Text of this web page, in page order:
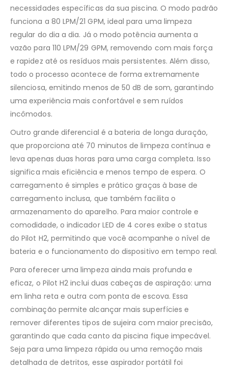
necessidades específicas da sua piscina. O modo padrão
funciona a 80 LPM/21 GPM, ideal para uma limpeza
regular do dia a dia. Já o modo potência aumenta a
vazão para 110 LPM/29 GPM, removendo com mais força
e rapidez até os resíduos mais persistentes. Além disso,
todo o processo acontece de forma extremamente
silenciosa, emitindo menos de 50 dB de som, garantindo
uma experiência mais confortável e sem ruídos
incômodos.
Outro grande diferencial é a bateria de longa duração,
que proporciona até 70 minutos de limpeza contínua e
leva apenas duas horas para uma carga completa. Isso
significa mais eficiência e menos tempo de espera. O
carregamento é simples e prático graças à base de
carregamento inclusa, que também facilita o
armazenamento do aparelho. Para maior controle e
comodidade, o indicador LED de 4 cores exibe o status
do Pilot H2, permitindo que você acompanhe o nível de
bateria e o funcionamento do dispositivo em tempo real.
Para oferecer uma limpeza ainda mais profunda e
eficaz, o Pilot H2 inclui duas cabeças de aspiração: uma
em linha reta e outra com ponta de escova. Essa
combinação permite alcançar mais superfícies e
remover diferentes tipos de sujeira com maior precisão,
garantindo que cada canto da piscina fique impecável.
Seja para uma limpeza rápida ou uma remoção mais
detalhada de detritos, esse aspirador portátil foi